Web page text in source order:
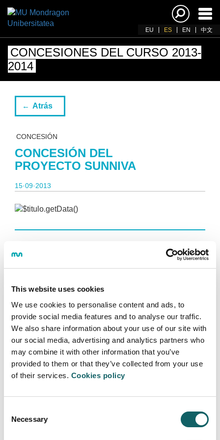
This website uses cookies
We use cookies to personalise content and ads, to
provide social media features and to analyse our traffic.
We also share information about your use of our site with
our social media, advertising and analytics partners who
may combine it with other information that you’ve
provided to them or that they’ve collected from your use
of their services. Cookies policy
Selection
Necessary
EU ES EN 中文
CONCESIONES DEL CURSO 2013-
2014
Atrás
CONCESIÓN
CONCESIÓN DEL
PROYECTO SUNNIVA
15·09·2013
Sustainable food production
through quality optimized raw material production and
financiado por Fondation de France y por la
Fundación Elika, dentro de la convocatoria "ERANET
SUSFOOD First Transational Call".
INGENIERÍA - TECNOLOGÍA
Descripción